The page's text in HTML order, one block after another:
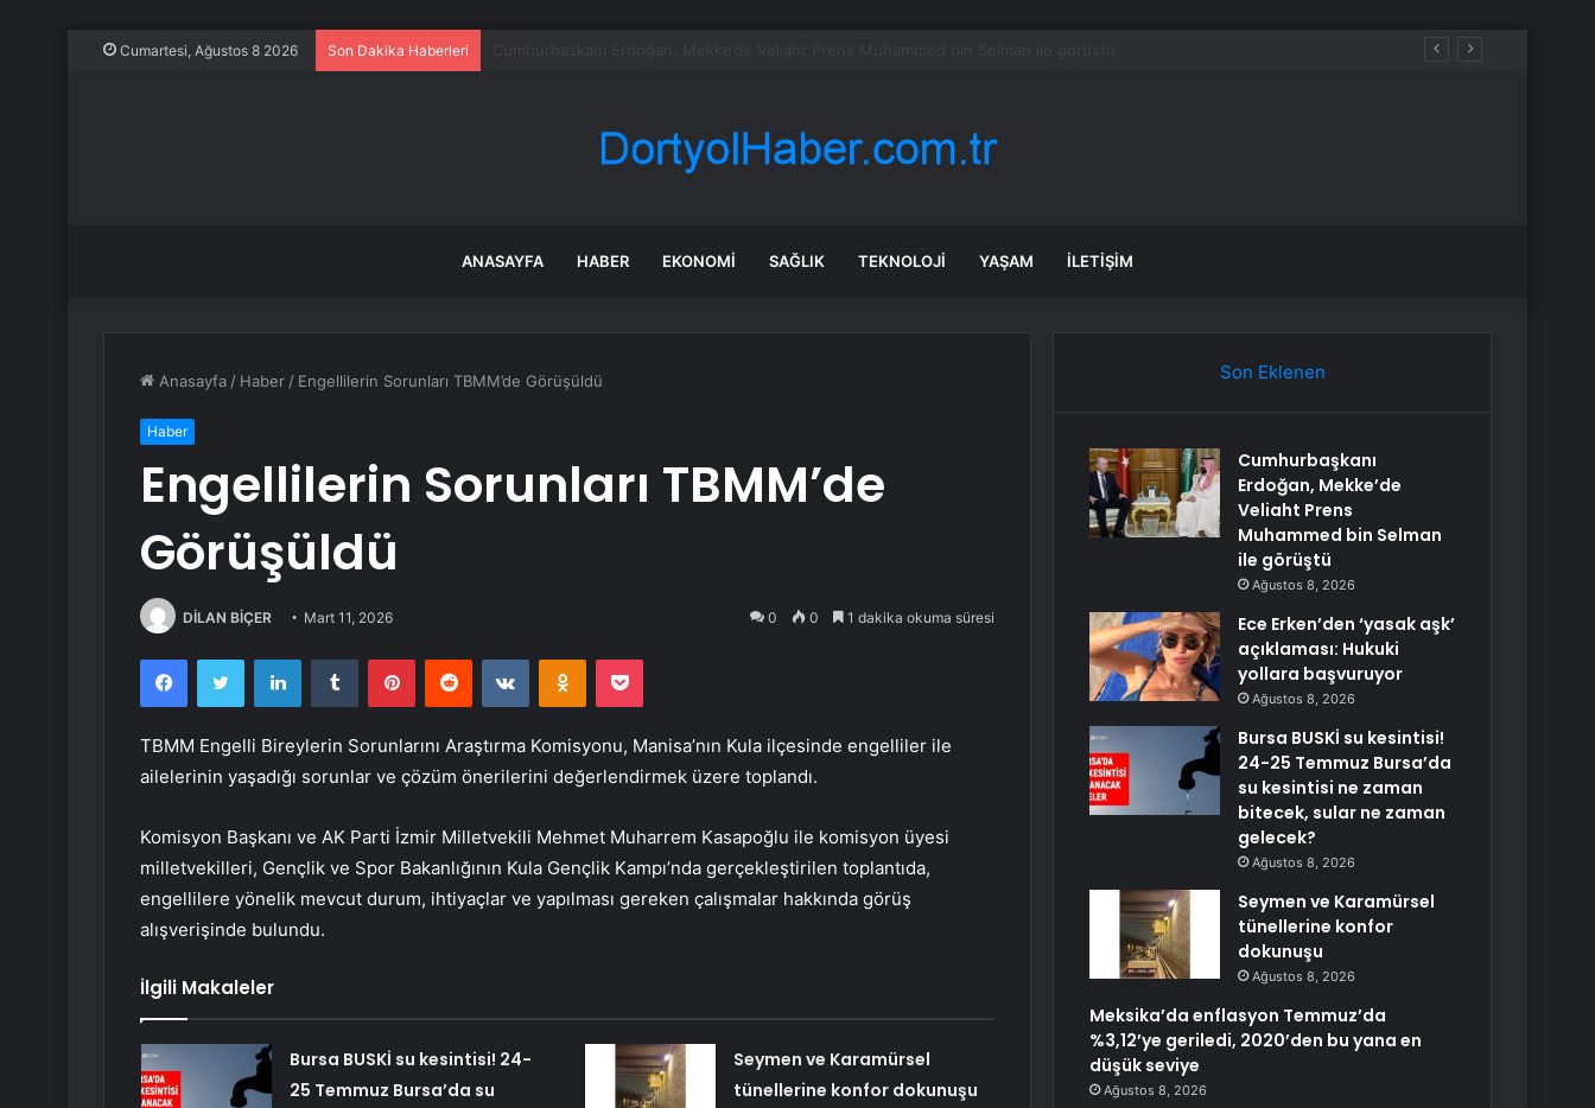
Cumartesi, Ağustos 8 2026 Son Dakika Haberleri
ANASAYFA HABER EKONOMI SAĞLIK TEKNOLOJI YAŞAM İLETIŞIM
Anasayfa / Haber / Engellilerin Sorunları TBMM’de Görüşüldü
Haber
Engellilerin Sorunları TBMM’de
Görüşüldü
DİLAN BİÇER Mart 11, 2026 0 0 1 dakika okuma süresi
FacebookTwitter LinkedInTumblr PinterestReddit VKontakteOdnoklassniki
Pocket
TBMM Engelli Bireylerin Sorunlarını Araştırma Komisyonu, Manisa’nın Kula ilçesinde engelliler ile
ailelerinin yaşadığı sorunlar ve çözüm önerilerini değerlendirmek üzere toplandı.
Komisyon Başkanı ve AK Parti İzmir Milletvekili Mehmet Muharrem Kasapoğlu ile komisyon üyesi
milletvekilleri, Gençlik ve Spor Bakanlığının Kula Gençlik Kampı’nda gerçekleştirilen toplantıda,
engellilere yönelik mevcut durum, ihtiyaçlar ve yapılması gereken çalışmalar hakkında görüş
alışverişinde bulundu.
İlgili Makaleler
Bursa BUSKİ su kesintisi! 24-
25 Temmuz Bursa’da su
Seymen ve Karamürsel
tünellerine konfor dokunuşu
Son Eklenen
Cumhurbaşkanı
Erdoğan, Mekke’de
Veliaht Prens
Muhammed bin Selman
ile görüştü
Ağustos 8, 2026
Ece Erken’den ‘yasak aşk’
açıklaması: Hukuki
yollara başvuruyor
Ağustos 8, 2026
Bursa BUSKİ su kesintisi!
24-25 Temmuz Bursa’da
su kesintisi ne zaman
bitecek, sular ne zaman
gelecek?
Ağustos 8, 2026
Seymen ve Karamürsel
tünellerine konfor
dokunuşu
Ağustos 8, 2026
Meksika’da enflasyon Temmuz’da
%3,12’ye geriledi, 2020’den bu yana en
düşük seviye
Ağustos 8, 2026